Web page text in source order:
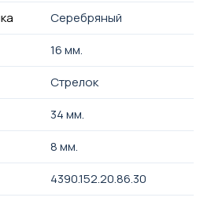
Серебряный
16 мм.
Стрелок
34 мм.
8 мм.
4390.152.20.86.30